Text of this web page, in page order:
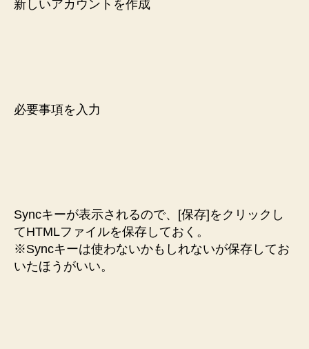
新しいアカウントを作成
必要事項を入力
Syncキーが表示されるので、[保存]をクリックし
てHTMLファイルを保存しておく。
※Syncキーは使わないかもしれないが保存してお
いたほうがいい。